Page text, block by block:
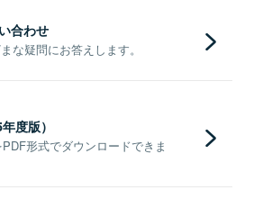
合わせ
な疑問にお答えします。
度版）
形式でダウンロードできま